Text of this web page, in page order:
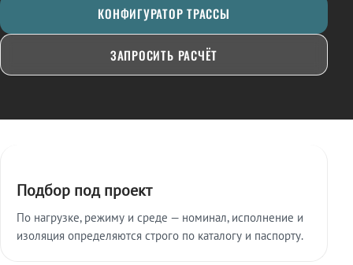
КОНФИГУРАТОР ТРАССЫ
ЗАПРОСИТЬ РАСЧЁТ
Подбор под проект
По нагрузке, режиму и среде — номинал, исполнение и
изоляция определяются строго по каталогу и паспорту.